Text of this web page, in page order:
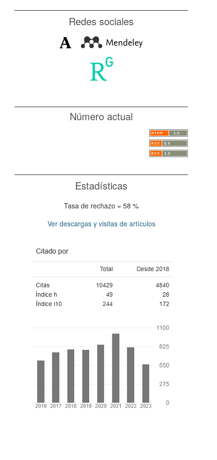
Redes sociales
Número actual
Estadísticas
Tasa de rechazo = 58 %
Ver descargas y visitas de artículos